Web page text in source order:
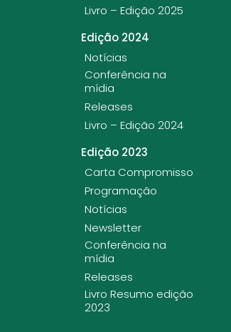
Livro – Edição 2025
Edição 2024
Notícias
Conferência na
mídia
Releases
Livro – Edição 2024
Edição 2023
Carta Compromisso
Programação
Notícias
Newsletter
Conferência na
mídia
Releases
Livro Resumo edição
2023